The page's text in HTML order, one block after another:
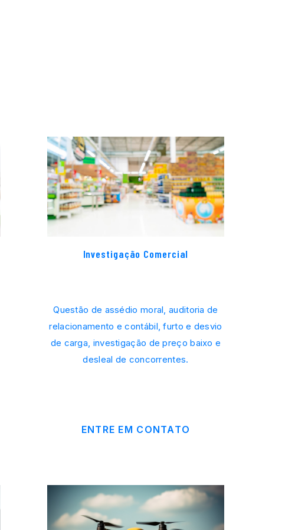
Investigação Comercial
Questão de assédio moral, auditoria de
relacionamento e contábil, furto e desvio
de carga, investigação de preço baixo e
desleal de concorrentes.
ENTRE EM CONTATO